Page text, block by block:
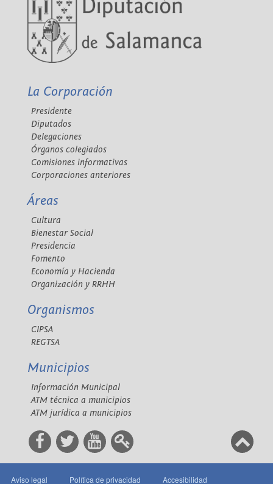
La Corporación
Presidente
Diputados
Delegaciones
Órganos colegiados
Comisiones informativas
Corporaciones anteriores
Áreas
Cultura
Bienestar Social
Presidencia
Fomento
Economía y Hacienda
Organización y RRHH
Organismos
CIPSA
REGTSA
Municipios
Información Municipal
ATM técnica a municipios
ATM jurídica a municipios
Aviso legal Política de privacidad Accesibilidad